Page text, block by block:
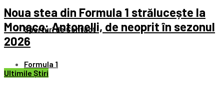
Sporturi de Contact
Formula 1
Noua stea din Formula 1 strălucește la
Monaco: Antonelli, de neoprit în sezonul
2026
Ultimile Știri